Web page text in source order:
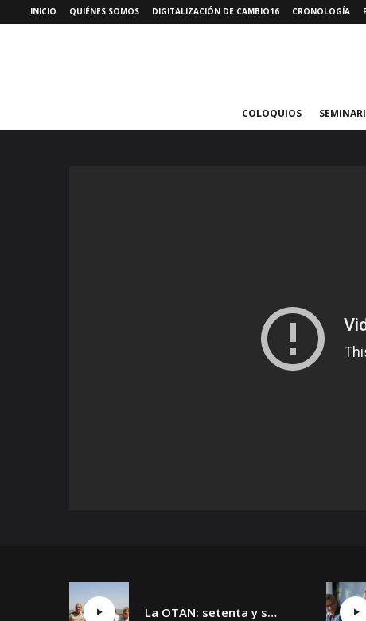
INICIO QUIÉNES SOMOS DIGITALIZACIÓN DE CAMBIO16 CRONOLOGÍA
COLOQUIOS
La OTAN: setenta y siete años y un día